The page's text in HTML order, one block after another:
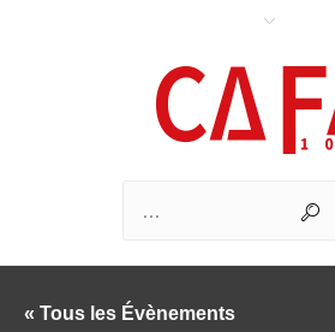
« Tous les Évènements